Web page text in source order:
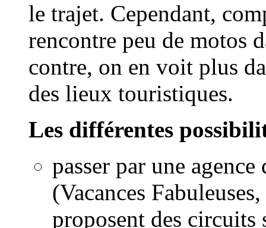
le trajet. Cependant,
rencontre peu de motos
contre, on en voit plus
des lieux touristiques.
Les différentes
passer par une
(Vacances
proposent des